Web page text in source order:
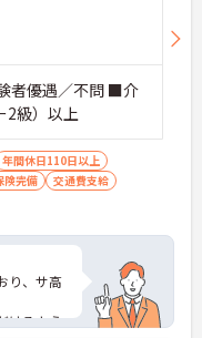
者優遇／不問 ■介
2級）以上
年間休日110日以上
険完備
交通費支給
り、サ高
けるよう